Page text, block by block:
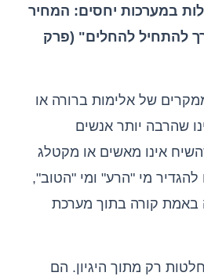
במערכות יחסים: המחיר
להתחיל להחלים" (פרק
של אלימות ברורה או
שהרבה יותר אנשים
אינו מאשים או מקטלג
מי "הרע" ומי "הטוב",
באמת קורה בתוך מערכת
רק מתוך היגיון. הם